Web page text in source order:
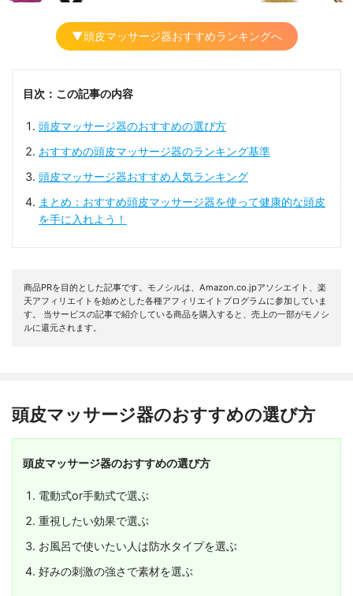
▼頭皮マッサージ器おすすめランキングへ
目次：この記事の内容
頭皮マッサージ器のおすすめの選び方
おすすめの頭皮マッサージ器のランキング基準
頭皮マッサージ器おすすめ人気ランキング
まとめ：おすすめ頭皮マッサージ器を使って健康的な頭皮
を手に入れよう！
商品PRを目的とした記事です。モノシルは、Amazon.co.jpアソシエイト、楽
天アフィリエイトを始めとした各種アフィリエイトプログラムに参加していま
す。 当サービスの記事で紹介している商品を購入すると、売上の一部がモノシ
ルに還元されます。
頭皮マッサージ器のおすすめの選び方
頭皮マッサージ器のおすすめの選び方
電動式or手動式で選ぶ
重視したい効果で選ぶ
お風呂で使いたい人は防水タイプを選ぶ
好みの刺激の強さで素材を選ぶ